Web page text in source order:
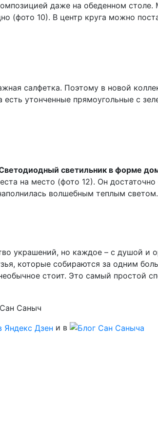
даже на обеденном столе.
(фото 10). В центр круга можно
салфетка. Поэтому в новой
утонченные прямоугольные с
светильник в форме
на место (фото 12). Он
волшебным теплым светом.
украшений, но каждое – с душой и
которые собираются за одним
стоит. Это самый простой
и в